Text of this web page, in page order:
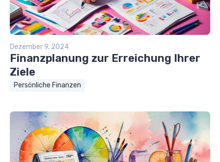
Dezember 9, 2024
Finanzplanung zur Erreichung Ihrer
Ziele
Persönliche Finanzen